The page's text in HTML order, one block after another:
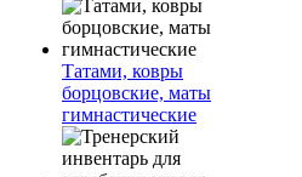
Татами, ковры
борцовские, маты
гимнастические